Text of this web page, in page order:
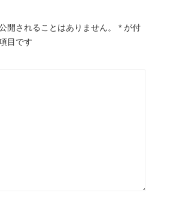
開されることはありません。 * が付
目です